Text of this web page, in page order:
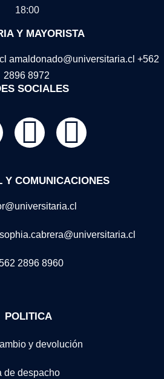
18:00
Y MAYORISTA
amaldonado@universitaria.cl +562
2896 8972
SOCIALES
Y COMUNICACIONES
2896 8960
POLITICA
y devolución
de despacho